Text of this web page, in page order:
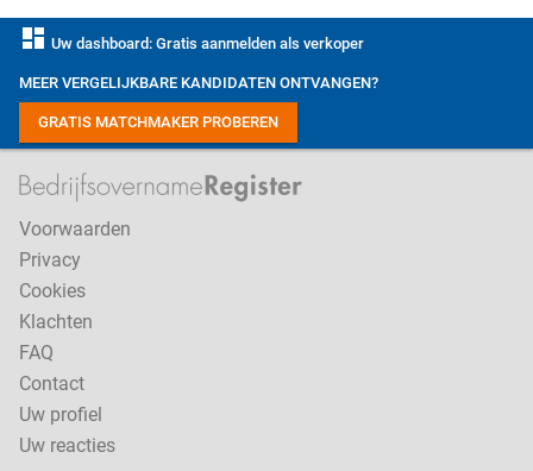
dashboard Uw dashboard: Gratis aanmelden als verkoper
MEER VERGELIJKBARE KANDIDATEN ONTVANGEN?
GRATIS MATCHMAKER PROBEREN
Voorwaarden
Privacy
Cookies
Klachten
FAQ
Contact
Uw profiel
Uw reacties